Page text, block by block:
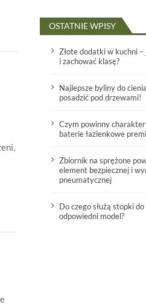
OSTATNIE WPISY
Złote dodatki w kuchni
i zachować klasę?
Najlepsze byliny do
posadzić pod drzewami!
Czym powinny
baterie łazienkowe
Zbiornik na sprężone
element bezpiecznej i
pneumatycznej
Do czego służą stopki
odpowiedni model?